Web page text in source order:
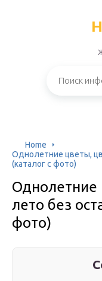
Home
Однолетние цветы,
(каталог с фото)
Однолетние
лето без
фото)